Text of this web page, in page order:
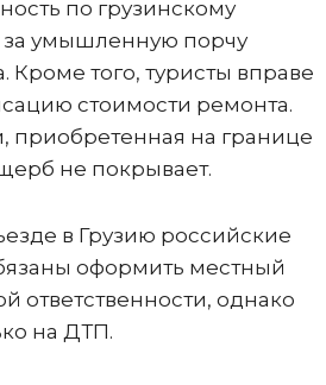
по грузинскому
за умышленную порчу
Кроме того, туристы вправе
стоимости ремонта.
приобретенная на границе
не покрывает.
в Грузию российские
оформить местный
ответственности, однако
на ДТП.